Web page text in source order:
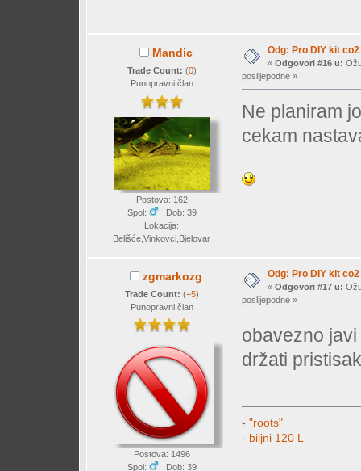
Mandic
Trade Count: (0)
Punopravni član
Postova: 162
Spol:
Dob: 39
Lokacija:
Belišće,Vinkovci,Bjelovar
Odg: Pro DIY kit
« Odgovori #16 u:
poslijepodne »
Ne planiram
cekam
zgmarkozg
Trade Count: (+5)
Punopravni član
Postova: 1496
Spol:
Dob: 39
Odg: Pro DIY kit
« Odgovori #17 u:
poslijepodne »
obavezno
držati
- "roots"
- biljni 120 L